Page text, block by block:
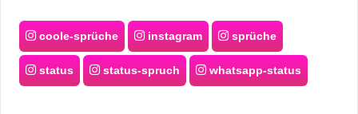
coole-sprüche instagram sprüche
status status-spruch whatsapp-status